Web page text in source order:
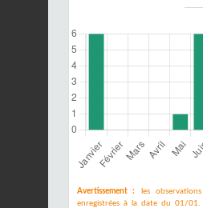
Avertissement :
les
enregistrées à la date du 01/01.